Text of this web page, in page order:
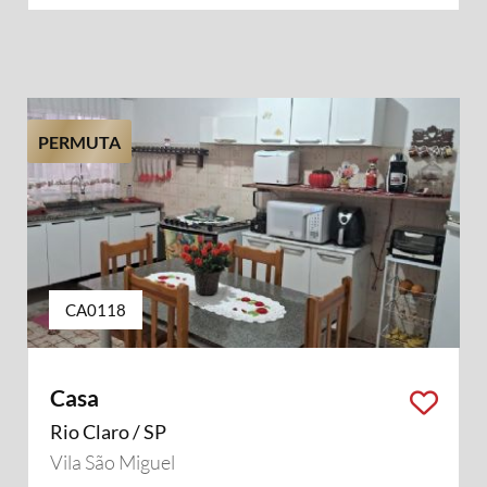
PERMUTA
CA0118
Casa
Rio Claro / SP
Vila São Miguel